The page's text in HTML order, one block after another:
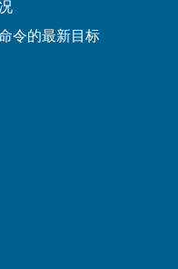
令的最新目标